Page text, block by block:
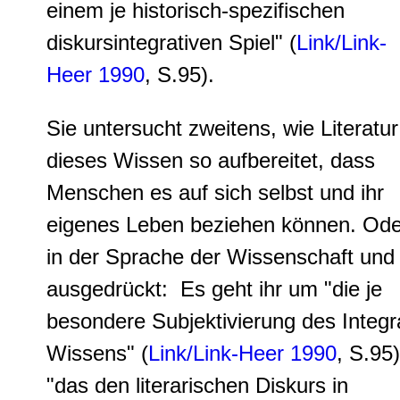
einem je historisch-spezifischen
diskursintegrativen Spiel" (Link/Link-
Heer 1990, S.95).
Sie untersucht zweitens, wie Literatur
dieses Wissen so aufbereitet, dass
Menschen es auf sich selbst und ihr
eigenes Leben beziehen können.
in der Sprache der Wissenschaft und
ausgedrückt: Es geht ihr um "die je
besondere Subjektivierung des
Wissens" (Link/Link-Heer 1990,
"das den literarischen Diskurs in